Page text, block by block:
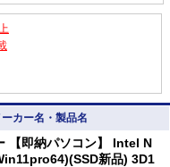
カー名・製品名
【即納パソコン】 Intel N
新品) 3D1